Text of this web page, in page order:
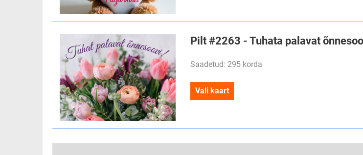
Pilt #2263 - Tuhata palavat
Saadetud: 295 korda
Vali kaart